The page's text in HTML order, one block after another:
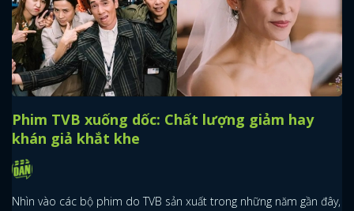
ĐĂNG NHẬP
Phim TVB xuống dốc: Chất lượng giảm hay
khán giả khắt khe
Nhìn vào các bộ phim do TVB sản xuất trong những năm gần đây,